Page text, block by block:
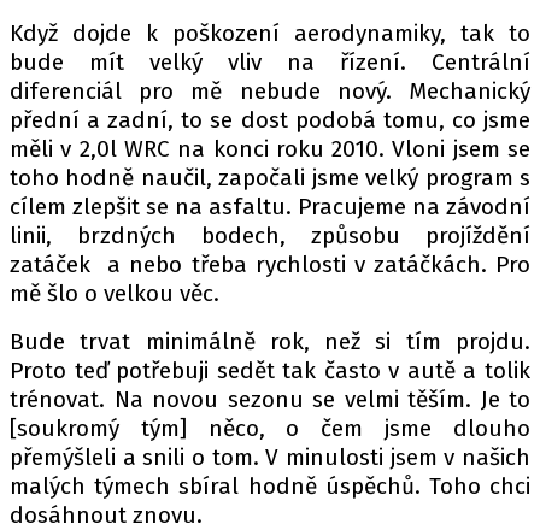
Když dojde k poškození aerodynamiky, tak to
bude mít velký vliv na řízení. Centrální
diferenciál pro mě nebude nový. Mechanický
přední a zadní, to se dost podobá tomu, co jsme
měli v 2,0l WRC na konci roku 2010. Vloni jsem se
toho hodně naučil, započali jsme velký program s
cílem zlepšit se na asfaltu. Pracujeme na závodní
linii, brzdných bodech, způsobu projíždění
zatáček a nebo třeba rychlosti v zatáčkách. Pro
mě šlo o velkou věc.
Bude trvat minimálně rok, než si tím projdu.
Proto teď potřebuji sedět tak často v autě a tolik
trénovat. Na novou sezonu se velmi těším. Je to
[soukromý tým] něco, o čem jsme dlouho
přemýšleli a snili o tom. V minulosti jsem v našich
malých týmech sbíral hodně úspěchů. Toho chci
dosáhnout znovu.